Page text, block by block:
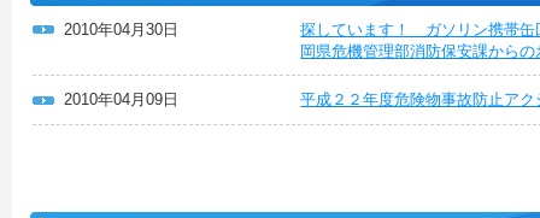
2010年04月30日
探しています！ ガソリン携帯缶
岡県危機管理部消防保安課から
2010年04月09日 平成２２年度危険物事故防止ア